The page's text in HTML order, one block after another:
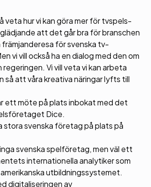
veta hur vi kan göra mer för tvspels-
att det går bra för branschen
främjanderesa för svenska tv-
vi vill också ha en dialog med den om
regeringen. Vi vill veta vi kan arbeta
så att våra kreativa näringar lyfts till
ett möte på plats inbokat med det
Dice.
stora svenska företag på plats på
svenska spelföretag, men väl ett
internationella analytiker som
utbildningssystemet.
digitaliseringen av